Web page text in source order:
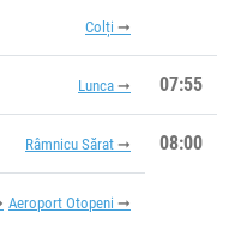
Colți
Lunca 07:55
Râmnicu Sărat 08:00
Aeroport Otopeni